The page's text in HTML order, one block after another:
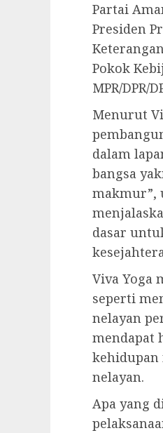
Partai
Presiden
Pokok
MPR/DPR/
Menurut
dalam
bangsa
makmur”,
dasar
Viva Yoga
seperti
nelayan
mendapat
kehidupan
nelayan.
Apa yang